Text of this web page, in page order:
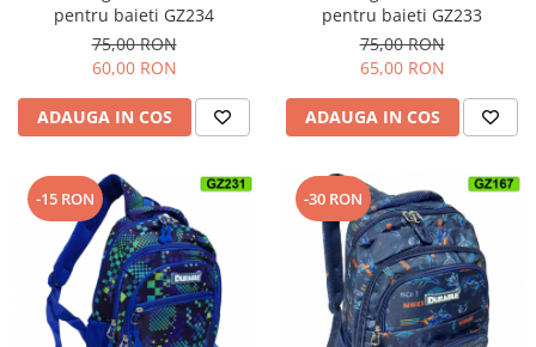
pentru baieti GZ234
75,00 RON
60,00 RON
ADAUGA IN COS
pentru baieti GZ233
75,00 RON
65,00 RON
ADAUGA IN COS
-15 RON -30 RON